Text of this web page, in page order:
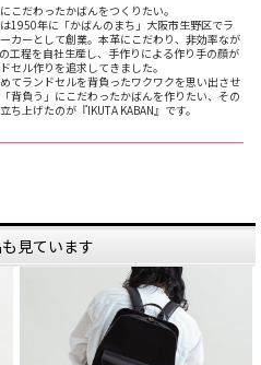
こだわったかばんをつくりたい。
1950年に「かばんのまち」大阪市生野区でラ
カーとして創業。本革にこだわり、非効率なが
工程を自社生産し、手作りによる作り手の顔が
セル作りを追求してきました。
てランドセルを背負ったワクワクを思い出させ
背負う」にこだわったかばんを作りたい、その
ち上げたのが『IKUTA KABAN』です。
見ています